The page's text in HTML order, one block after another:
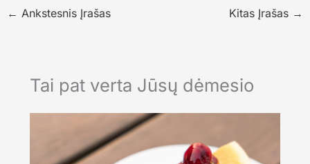
← Ankstesnis Įrašas Kitas Įrašas →
Tai pat verta Jūsų dėmesio